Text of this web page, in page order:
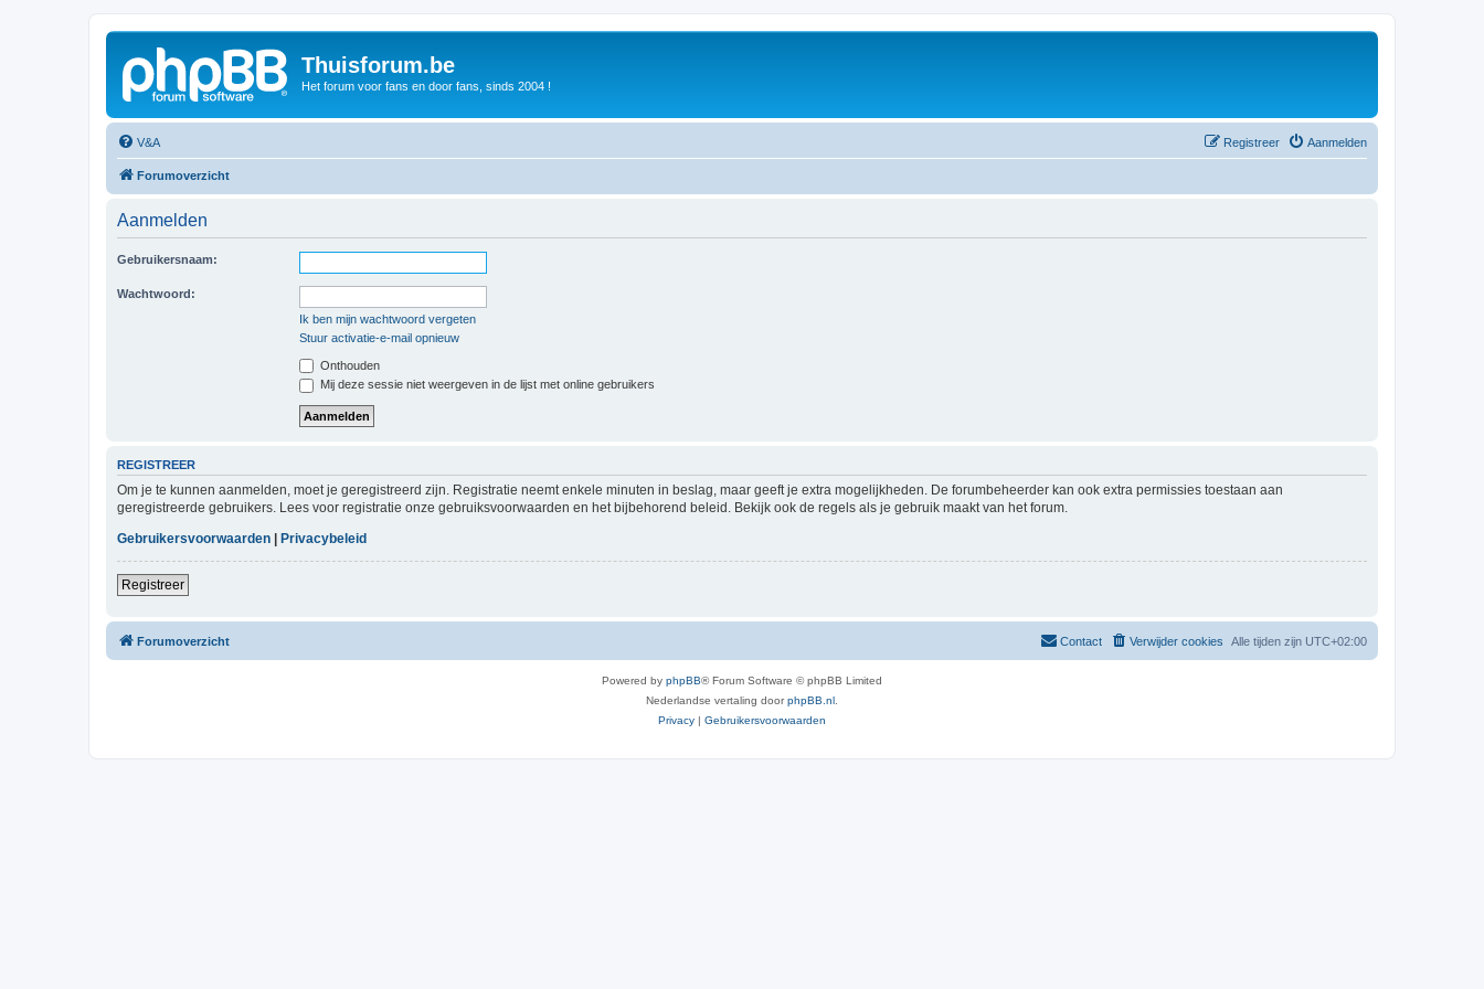
Thuisforum.be
Het forum voor fans en door fans, sinds 2004 !
V&A Aanmelden
Registreer
Forumoverzicht
Aanmelden
Gebruikersnaam:
Wachtwoord:
Ik ben mijn wachtwoord vergeten
Stuur activatie-e-mail opnieuw
Onthouden
Mij deze sessie niet weergeven in de lijst met online gebruikers
REGISTREER
Om je te kunnen aanmelden, moet je geregistreerd zijn. Registratie neemt enkele minuten in beslag, maar geeft je extra mogelijkheden. De forumbeheerder kan ook extra permissies toestaan aan
geregistreerde gebruikers. Lees voor registratie onze gebruiksvoorwaarden en het bijbehorend beleid. Bekijk ook de regels als je gebruik maakt van het forum.
Gebruikersvoorwaarden
Privacybeleid
Registreer
Forumoverzicht Alle tijden zijn UTC+02:00
Verwijder cookies
Contact
Powered by phpBB® Forum Software © phpBB Limited
Nederlandse vertaling doorphpBB.nl.
Privacy | Gebruikersvoorwaarden